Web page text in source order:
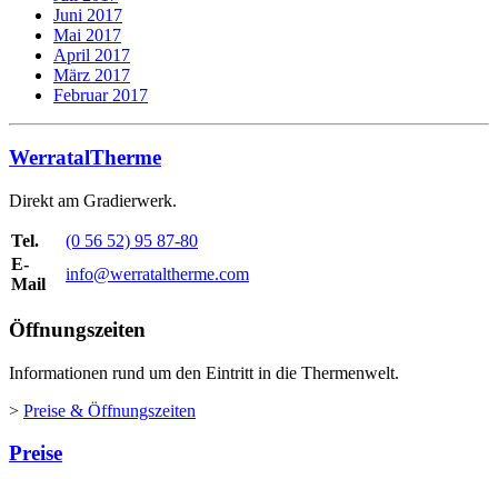
Juni 2017
Mai 2017
April 2017
März 2017
Februar 2017
WerratalTherme
Direkt am Gradierwerk.
Tel.
(0 56 52) 95 87-80
E-
Mail
info@werrataltherme.com
Öffnungszeiten
Informationen rund um den Eintritt in die Thermenwelt.
> Preise & Öffnungszeiten
Preise